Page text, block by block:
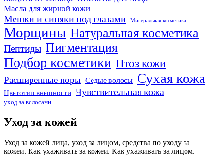
Масла для жирной кожи
Мешки и синяки под глазами Минеральная косметика
Морщины Натуральная косметика
Пептиды Пигментация
Подбор косметики Птоз кожи
Расширенные поры Седые волосы Сухая кожа
Цветотип внешности Чувствительная кожа
уход за волосами
Уход за кожей
Уход за кожей лица, уход за лицом, средства по уходу за
кожей. Как ухаживать за кожей. Как ухаживать за лицом.